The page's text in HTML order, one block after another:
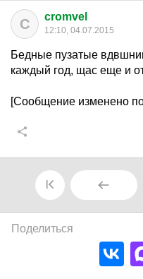
C cromvel
12:10, 04.07.2015
Бедные пузатые
каждый год, щас еще и
[Сообщение изменено
Поделиться